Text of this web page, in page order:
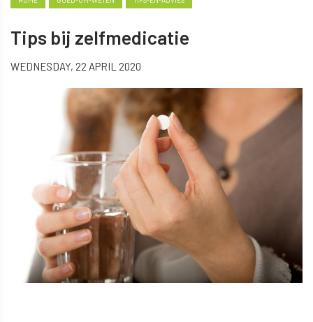
Tips bij zelfmedicatie
WEDNESDAY, 22 APRIL 2020